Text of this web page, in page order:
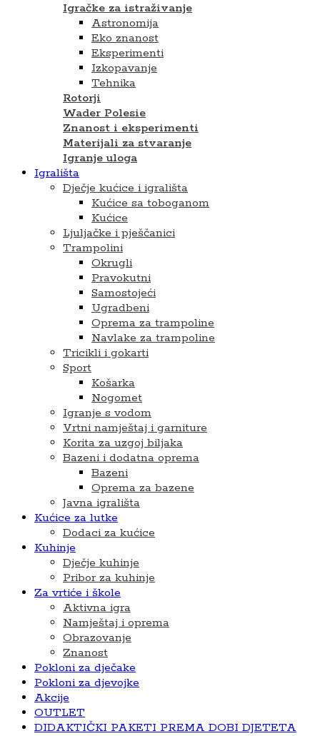
Igračke za istraživanje
Astronomija
Eko znanost
Eksperimenti
Izkopavanje
Tehnika
Rotorji
Wader Polesie
Znanost i eksperimenti
Materijali za stvaranje
Igranje uloga
Igrališta
Dječje kućice i igrališta
Kućice sa toboganom
Kućice
Ljuljačke i pješčanici
Trampolini
Okrugli
Pravokutni
Samostojeći
Ugradbeni
Oprema za trampoline
Navlake za trampoline
Tricikli i gokarti
Sport
Košarka
Nogomet
Igranje s vodom
Vrtni namještaj i garniture
Korita za uzgoj biljaka
Bazeni i dodatna oprema
Bazeni
Oprema za bazene
Javna igrališta
Kućice za lutke
Dodaci za kućice
Kuhinje
Dječje kuhinje
Pribor za kuhinje
Za vrtiće i škole
Aktivna igra
Namještaj i oprema
Obrazovanje
Znanost
Pokloni za dječake
Pokloni za djevojke
Akcije
OUTLET
DIDAKTIČKI PAKETI PREMA DOBI DJETETA